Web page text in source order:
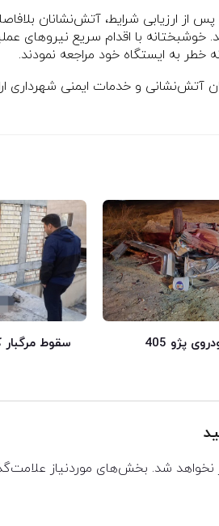
پس از ارزیابی شرایط، آتش‌نشانان
خوشبختانه با اقدام سریع
خطر به ایستگاه خود مراجعه نمودند.
آتش‌نشانی و خدمات ایمنی شهرداری
پژو 405 سقوط مرگبار
نخواهد شد. بخش‌های موردنیاز